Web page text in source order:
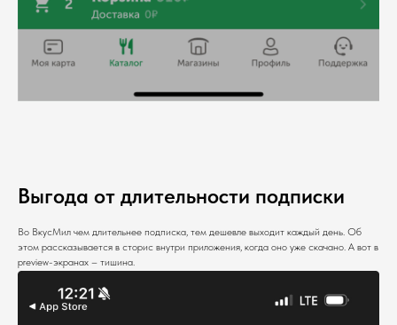
Выгода от длительности подписки
Во ВкусМил чем длительнее подписка, тем дешевле выходит каждый день. Об
этом рассказывается в сторис внутри приложения, когда оно уже скачано. А вот в
preview-экранах – тишина.